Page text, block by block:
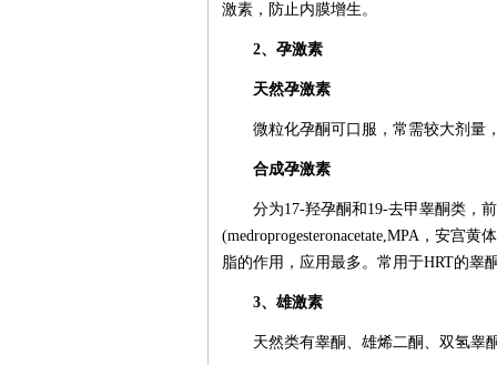
激素，防止内膜增生。
2、孕激素
天然孕激素
微粒化孕酮可口服，常需较大剂量
合成孕激素
分为17-羟孕酮和19-去甲睾酮类，
(medroprogesteronacetate,MPA，安宫
脂的作用，应用最多。常用于HRT的睾
3、雄激素
天然类有睾酮、雄烯二酮、双氢睾